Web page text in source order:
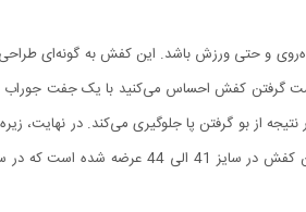
و حتی ورزش باشد. این کفش به گونه‌ای
کفش احساس می‌کنید با یک جفت جوراب
از بو گرفتن پا جلوگیری می‌کند
شده است که دارای مزایای مختلفی مانند وزن کم، مقاومت بالا در مقابل